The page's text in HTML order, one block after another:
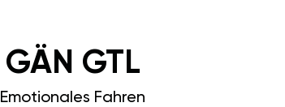
GÄN GTL
Emotionales Fahren